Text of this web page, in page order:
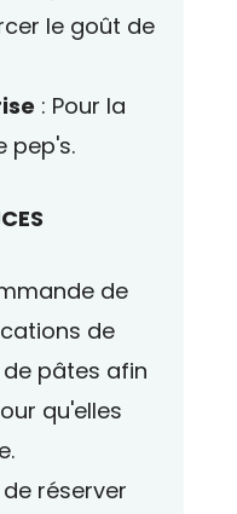
le goût de
: Pour la
pep's.
de
de
pâtes afin
qu'elles
réserver